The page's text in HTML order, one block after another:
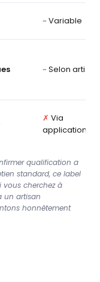
~ Variable
~ Selon artisan
✗ Via
application
qualification a
standard, ce label
vous cherchez à
un artisan
honnêtement